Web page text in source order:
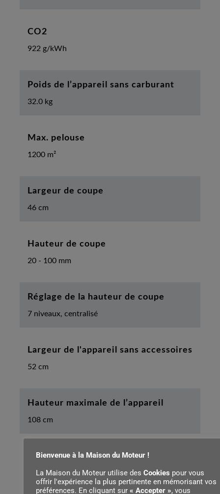
CO2
922 g/kWh
Poids de l’appareil sans carburant
32.0 kg
Max. pelouse
1200 m²
Largeur de coupe
46 cm
Hauteur de coupe
20 - 100 mm
Réglage de la hauteur de coupe
7 niveaux, centralisé
Largeur de l'appareil sans accessoires
52 cm
Hauteur maximale de l’appareil
108 cm
Diamètre de la roue avant
190 mm
Bienvenue à la Maison du Moteur !
La Maison du Moteur utilise des Cookies pour vous
offrir l'expérience la plus pertinente en mémorisant vos
préférences. En cliquant sur « Accepter », vous